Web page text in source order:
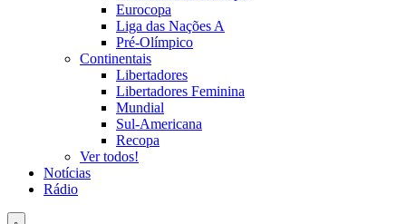
Eurocopa
Liga das Nações A
Pré-Olímpico
Continentais
Libertadores
Libertadores Feminina
Mundial
Sul-Americana
Recopa
Ver todos!
Notícias
Rádio